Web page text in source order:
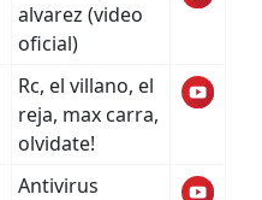
alvarez (video
oficial)
Rc, el villano, el
reja, max carra,
olvidate!
Antivirus